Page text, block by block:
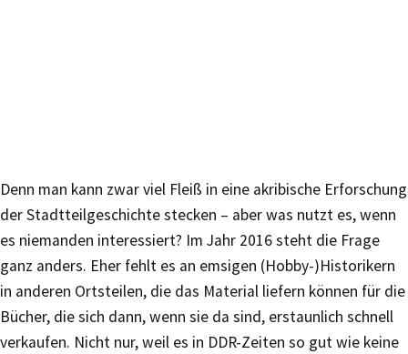
Denn man kann zwar viel Fleiß in eine akribische Erforschung
der Stadtteilgeschichte stecken – aber was nutzt es, wenn
es niemanden interessiert? Im Jahr 2016 steht die Frage
ganz anders. Eher fehlt es an emsigen (Hobby-)Historikern
in anderen Ortsteilen, die das Material liefern können für die
Bücher, die sich dann, wenn sie da sind, erstaunlich schnell
verkaufen. Nicht nur, weil es in DDR-Zeiten so gut wie keine